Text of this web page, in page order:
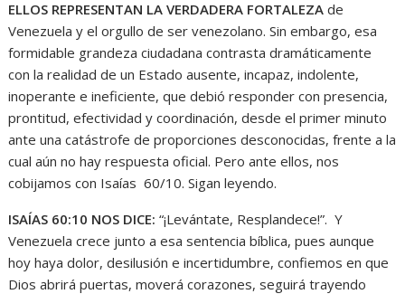
ELLOS REPRESENTAN LA VERDADERA FORTALEZA de
Venezuela y el orgullo de ser venezolano. Sin embargo, esa
formidable grandeza ciudadana contrasta dramáticamente
con la realidad de un Estado ausente, incapaz, indolente,
inoperante e ineficiente, que debió responder con presencia,
prontitud, efectividad y coordinación, desde el primer minuto
ante una catástrofe de proporciones desconocidas, frente a la
cual aún no hay respuesta oficial. Pero ante ellos, nos
cobijamos con Isaías 60/10. Sigan leyendo.
ISAÍAS 60:10 NOS DICE: “¡Levántate, Resplandece!”. Y
Venezuela crece junto a esa sentencia bíblica, pues aunque
hoy haya dolor, desilusión e incertidumbre, confiemos en que
Dios abrirá puertas, moverá corazones, seguirá trayendo